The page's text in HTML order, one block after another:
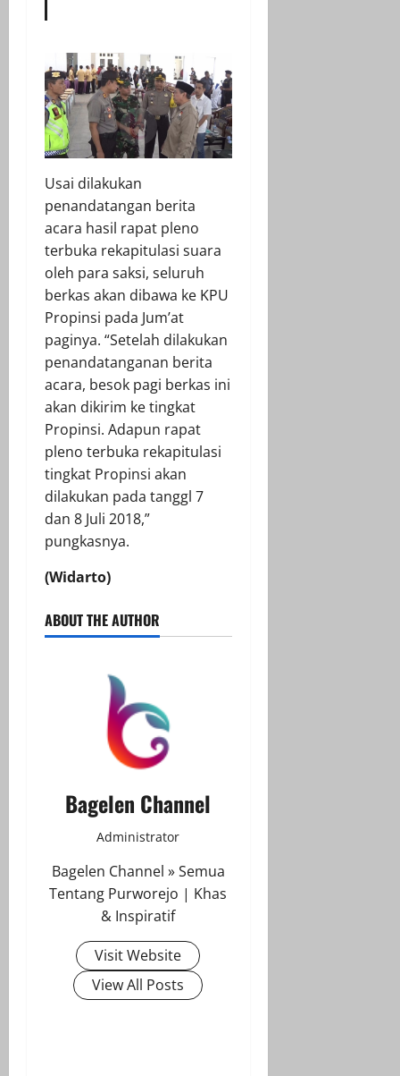
Usai dilakukan
penandatangan berita
acara hasil rapat pleno
terbuka rekapitulasi suara
oleh para saksi, seluruh
berkas akan dibawa ke KPU
Propinsi pada Jum’at
paginya. “Setelah dilakukan
penandatanganan berita
acara, besok pagi berkas ini
akan dikirim ke tingkat
Propinsi. Adapun rapat
pleno terbuka rekapitulasi
tingkat Propinsi akan
dilakukan pada tanggl 7
dan 8 Juli 2018,”
pungkasnya.
(Widarto)
ABOUT THE AUTHOR
Bagelen Channel
Administrator
Bagelen Channel » Semua
Tentang Purworejo | Khas
& Inspiratif
Visit Website
View All Posts